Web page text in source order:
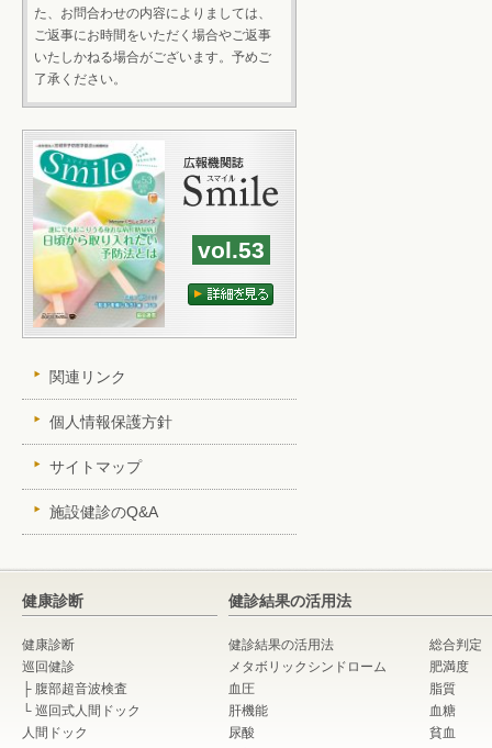
た、お問合わせの内容によりましては、
ご返事にお時間をいただく場合やご返事
いたしかねる場合がございます。予めご
了承ください。
vol.53
関連リンク
個人情報保護方針
サイトマップ
施設健診のQ&A
健康診断
健康診断
巡回健診
├ 腹部超音波検査
└ 巡回式人間ドック
人間ドック
健診結果の活用法
健診結果の活用法
総合判定
メタボリックシンドローム
肥満度
血圧
脂質
肝機能
血糖
尿酸
貧血